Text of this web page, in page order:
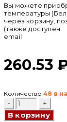
Вы можете
температуры
через корзину,
(также доступен
email
260.53
Количество 48 в
Количество
товара
Индикатор
В корзину